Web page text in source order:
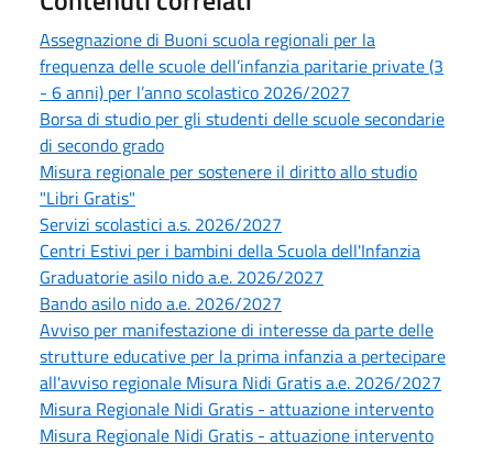
Assegnazione di Buoni scuola regionali per la
frequenza delle scuole dell’infanzia paritarie private (3
- 6 anni) per l’anno scolastico 2026/2027
Borsa di studio per gli studenti delle scuole secondarie
di secondo grado
Misura regionale per sostenere il diritto allo studio
"Libri Gratis"
Servizi scolastici a.s. 2026/2027
Centri Estivi per i bambini della Scuola dell'Infanzia
Graduatorie asilo nido a.e. 2026/2027
Bando asilo nido a.e. 2026/2027
Avviso per manifestazione di interesse da parte delle
strutture educative per la prima infanzia a pertecipare
all'avviso regionale Misura Nidi Gratis a.e. 2026/2027
Misura Regionale Nidi Gratis - attuazione intervento
Misura Regionale Nidi Gratis - attuazione intervento